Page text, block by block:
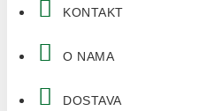
KONTAKT
O NAMA
DOSTAVA